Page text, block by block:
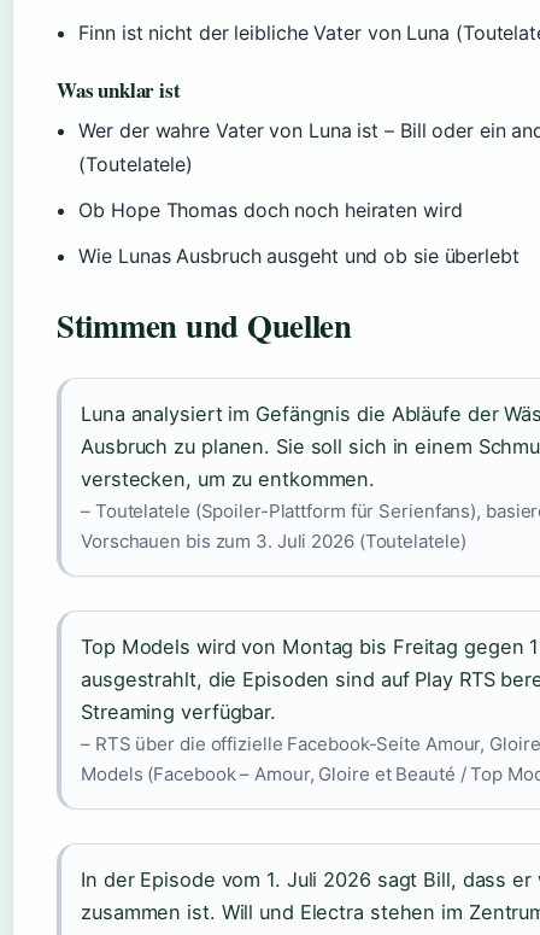
Finn ist nicht der leibliche Vater von Luna
Was unklar ist
Wer der wahre Vater von Luna ist – Bill oder ein
(Toutelatele)
Ob Hope Thomas doch noch heiraten wird
Wie Lunas Ausbruch ausgeht und ob sie überlebt
Stimmen und Quellen
Luna analysiert im Gefängnis die Abläufe der
Ausbruch zu planen. Sie soll sich in einem
verstecken, um zu entkommen.
– Toutelatele (Spoiler-Plattform für Serienfans),
Vorschauen bis zum 3. Juli 2026 (Toutelatele)
Top Models wird von Montag bis Freitag gegen
ausgestrahlt, die Episoden sind auf Play RTS
Streaming verfügbar.
– RTS über die offizielle Facebook-Seite Amour,
Models (Facebook – Amour, Gloire et Beauté / Top
In der Episode vom 1. Juli 2026 sagt Bill, dass
zusammen ist. Will und Electra stehen im